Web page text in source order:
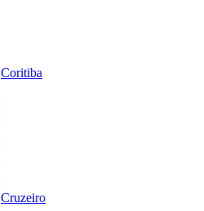
Coritiba
Cruzeiro